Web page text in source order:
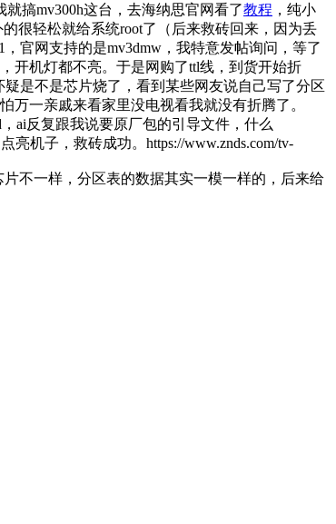
搞mv300h这台，去海纳思官网看了教程 ，纯小
很轻松就给系统root了（后来救砖回来，因为丢
官网支持的是mv3dmw，我特意发帖询问，等了
开机灯都不亮。于是网购了ttl线，到货开始折
是不是芯片烧了，看到某些网友说自己写了分区
万一亲戚来看家里没电视看我就没有折腾了。
ai反复跟我说要原厂包的引导文件，什么
机子，救砖成功。https://www.znds.com/tv-
不一样，分区表的数据其实一模一样的，后来给